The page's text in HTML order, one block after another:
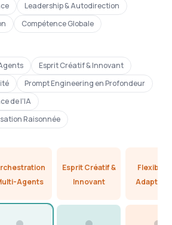
Leadership & Autodirection
Compétence Globale
Esprit Créatif & Innovant
Prompt Engineering en Profondeur
de l'IA
Raisonnée
Agents
Esprit Créatif &
Innovant